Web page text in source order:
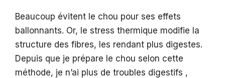
Beaucoup évitent le chou pour ses effets
ballonnants. Or, le stress thermique modifie la
structure des fibres, les rendant plus digestes.
Depuis que je prépare le chou selon cette
méthode, je n’ai plus de troubles digestifs ,